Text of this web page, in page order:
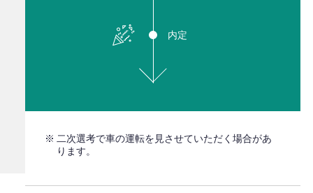
内定
二次選考で車の運転を見させていただく場合があ
ります。